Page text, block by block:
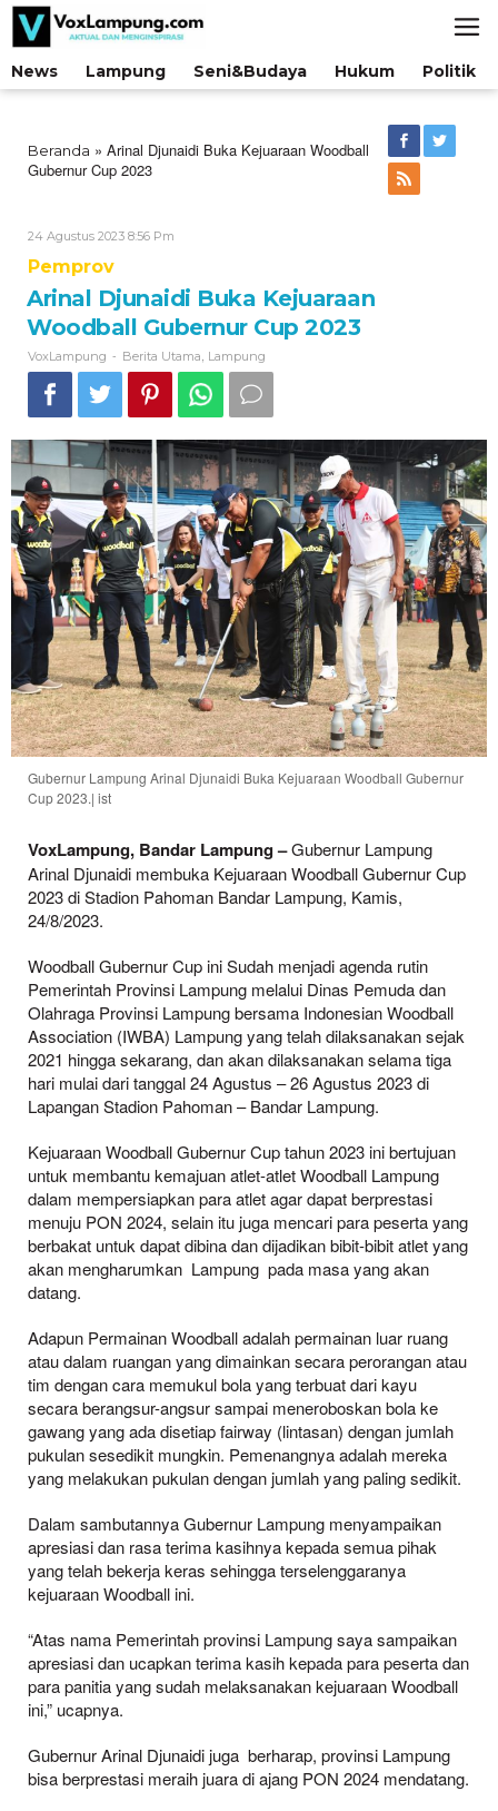
Lewati
konten
News
Lampung Seni&Budaya Hukum Politik
Beranda » Arinal Djunaidi Buka Kejuaraan Woodball
Gubernur Cup 2023
24 Agustus 2023 8:56 Pm
Pemprov
Arinal Djunaidi Buka Kejuaraan
Woodball Gubernur Cup 2023
VoxLampung - Berita Utama Lampung
Gubernur Lampung Arinal Djunaidi Buka Kejuaraan Woodball Gubernur
Cup 2023.| ist
VoxLampung, Bandar Lampung –Gubernur Lampung
Arinal Djunaidi membuka Kejuaraan Woodball Gubernur Cup
2023 di Stadion Pahoman Bandar Lampung, Kamis,
24/8/2023.
Woodball Gubernur Cup ini Sudah menjadi agenda rutin
Pemerintah Provinsi Lampung melalui Dinas Pemuda dan
Olahraga Provinsi Lampung bersama Indonesian Woodball
Association (IWBA) Lampung yang telah dilaksanakan sejak
2021 hingga sekarang, dan akan dilaksanakan selama tiga
hari mulai dari tanggal 24 Agustus – 26 Agustus 2023 di
Lapangan Stadion Pahoman – Bandar Lampung.
Kejuaraan Woodball Gubernur Cup tahun 2023 ini bertujuan
untuk membantu kemajuan atlet-atlet Woodball Lampung
dalam mempersiapkan para atlet agar dapat berprestasi
menuju PON 2024, selain itu juga mencari para peserta yang
berbakat untuk dapat dibina dan dijadikan bibit-bibit atlet yang
akan mengharumkan Lampung pada masa yang akan
datang.
Adapun Permainan Woodball adalah permainan luar ruang
atau dalam ruangan yang dimainkan secara perorangan atau
tim dengan cara memukul bola yang terbuat dari kayu
secara berangsur-angsur sampai meneroboskan bola ke
gawang yang ada disetiap fairway (lintasan) dengan jumlah
pukulan sesedikit mungkin. Pemenangnya adalah mereka
yang melakukan pukulan dengan jumlah yang paling sedikit.
Dalam sambutannya Gubernur Lampung menyampaikan
apresiasi dan rasa terima kasihnya kepada semua pihak
yang telah bekerja keras sehingga terselenggaranya
kejuaraan Woodball ini.
“Atas nama Pemerintah provinsi Lampung saya sampaikan
apresiasi dan ucapkan terima kasih kepada para peserta dan
para panitia yang sudah melaksanakan kejuaraan Woodball
ini,” ucapnya.
Gubernur Arinal Djunaidi juga berharap, provinsi Lampung
bisa berprestasi meraih juara di ajang PON 2024 mendatang.